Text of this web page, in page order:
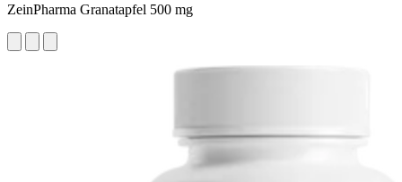
ZeinPharma Granatapfel 500 mg